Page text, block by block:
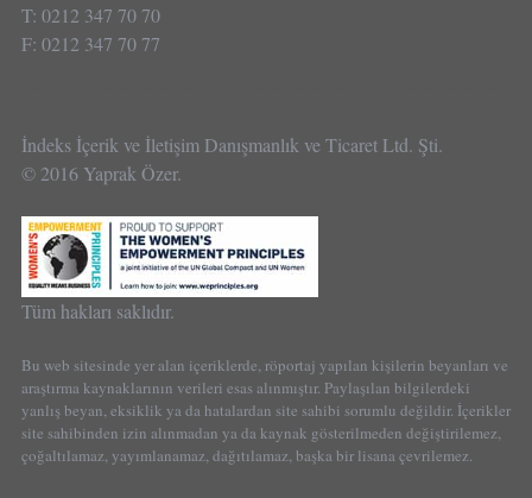
T: 0212 347 70 70
F: 0212 347 70 77
İndeks İçerik ve İletişim Danışmanlık ve Ticaret Ltd. Şti.
© 2016 Yaprak Özer.
Tüm hakları saklıdır.
Bu web sitesinde yer alan içeriklerde, röportaj yapılan kişilerin beyanları ve
araştırma kaynaklarının verileri esas alınmıştır. Paylaşılan bilgilerdeki
yanlış beyan, eksiklik ya da hatalardan site sahibi sorumlu değildir. İçerikler
site sahibinden izin alınmadan ya da kaynak gösterilmeden değiştirilemez,
çoğaltılamaz, yayımlanamaz, dağıtılamaz, başka bir lisana çevrilemez.